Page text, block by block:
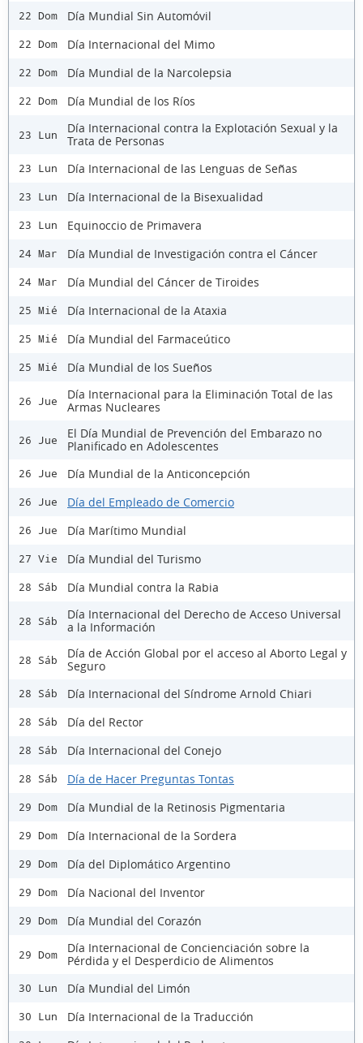
22 Dom Día Mundial Sin Automóvil
22 Dom Día Internacional del Mimo
22 Dom Día Mundial de la Narcolepsia
22 Dom Día Mundial de los Ríos
23 Lun
Día Internacional contra la Explotación Sexual y la
Trata de Personas
23 Lun Día Internacional de las Lenguas de Señas
23 Lun Día Internacional de la Bisexualidad
23 Lun Equinoccio de Primavera
24 Mar Día Mundial de Investigación contra el Cáncer
24 Mar Día Mundial del Cáncer de Tiroides
25 Mié Día Internacional de la Ataxia
25 Mié Día Mundial del Farmaceútico
25 Mié Día Mundial de los Sueños
26 Jue
Día Internacional para la Eliminación Total de las
Armas Nucleares
26 Jue
El Día Mundial de Prevención del Embarazo no
Planificado en Adolescentes
26 Jue Día Mundial de la Anticoncepción
26 Jue Día del Empleado de Comercio
26 Jue Día Marítimo Mundial
27 Vie Día Mundial del Turismo
28 Sáb Día Mundial contra la Rabia
28 Sáb
Día Internacional del Derecho de Acceso Universal
a la Información
28 Sáb
Día de Acción Global por el acceso al Aborto Legal y
Seguro
28 Sáb Día Internacional del Síndrome Arnold Chiari
28 Sáb Día del Rector
28 Sáb Día Internacional del Conejo
28 Sáb Día de Hacer Preguntas Tontas
29 Dom Día Mundial de la Retinosis Pigmentaria
29 Dom Día Internacional de la Sordera
29 Dom Día del Diplomático Argentino
29 Dom Día Nacional del Inventor
29 Dom Día Mundial del Corazón
29 Dom
Día Internacional de Concienciación sobre la
Pérdida y el Desperdicio de Alimentos
30 Lun Día Mundial del Limón
30 Lun Día Internacional de la Traducción